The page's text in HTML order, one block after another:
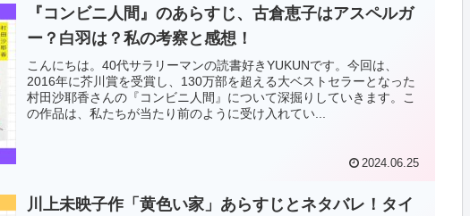
『コンビニ人間』のあらすじ、古倉恵子はアスペルガ
ー？白羽は？私の考察と感想！
こんにちは。40代サラリーマンの読書好きYUKUNです。今回は、
2016年に芥川賞を受賞し、130万部を超える大ベストセラーとなった
村田沙耶香さんの『コンビニ人間』について深掘りしていきます。こ
の作品は、私たちが当たり前のように受け入れてい...
2024.06.25
川上未映子作「黄色い家」あらすじとネタバレ！タイ